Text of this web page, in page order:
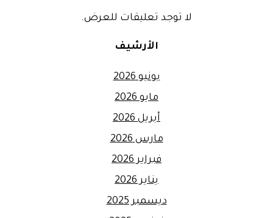
لا توجد تعليقات للعرض.
الأرشيف
يونيو 2026
مايو 2026
أبريل 2026
مارس 2026
فبراير 2026
يناير 2026
ديسمبر 2025